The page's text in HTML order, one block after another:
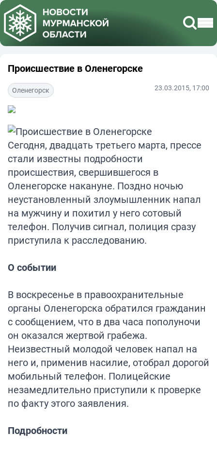
Происшествие в Оленегорске
Оленегорск 23.03.2015, 17:00
Сегодня, двадцать третьего марта, прессе
стали известны подробности
происшествия, свершившегося в
Оленегорске накануне. Поздно ночью
неустановленный злоумышленник напал
на мужчину и похитил у него сотовый
телефон. Получив сигнал, полиция сразу
приступила к расследованию.
О событии
В воскресенье в правоохранительные
органы Оленегорска обратился гражданин
с сообщением, что в два часа пополуночи
он оказался жертвой грабежа.
Неизвестный молодой человек напал на
него и, применив насилие, отобрал дорогой
мобильный телефон. Полицейские
незамедлительно приступили к проверке
по факту этого заявления.
Подробности